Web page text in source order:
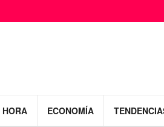
ECONOMÍA